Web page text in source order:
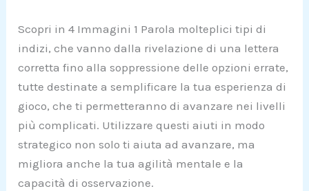
Scopri in 4 Immagini 1 Parola molteplici tipi di
indizi, che vanno dalla rivelazione di una lettera
corretta fino alla soppressione delle opzioni errate,
tutte destinate a semplificare la tua esperienza di
gioco, che ti permetteranno di avanzare nei livelli
più complicati. Utilizzare questi aiuti in modo
strategico non solo ti aiuta ad avanzare, ma
migliora anche la tua agilità mentale e la
capacità di osservazione.